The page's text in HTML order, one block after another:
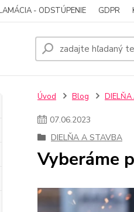
- ODSTÚPENIE GDPR
Úvod Blog
07.06.2023
DIELŇA A STAVBA
Vyberáme